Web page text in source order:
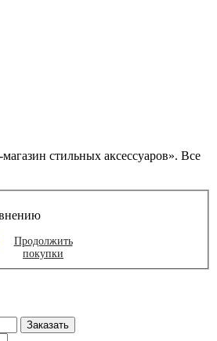
стильных аксессуаров». Все
Продолжить
покупки